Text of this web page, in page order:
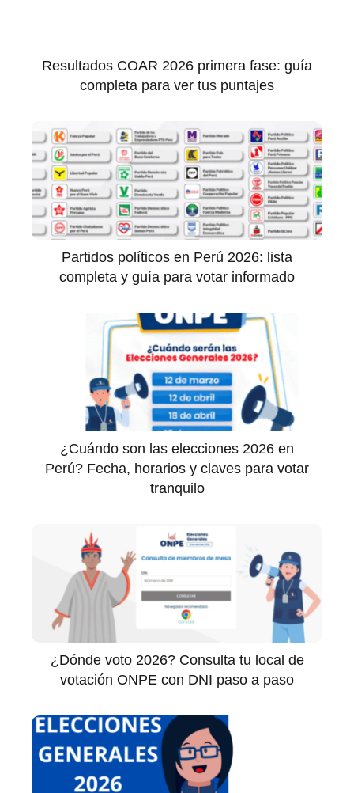
Resultados COAR 2026 primera fase: guía
completa para ver tus puntajes
Partidos políticos en Perú 2026: lista
completa y guía para votar informado
¿Cuándo son las elecciones 2026 en
Perú? Fecha, horarios y claves para votar
tranquilo
¿Dónde voto 2026? Consulta tu local de
votación ONPE con DNI paso a paso